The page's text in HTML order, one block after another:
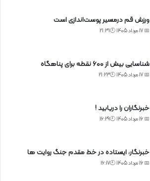
ورزش قم درمسیر پوست‌اندازی است
📅 17 مرداد 1405 🕙21:31
شناسایی بیش از ۶۰۰ نقطه برای پناهگاه
📅 17 مرداد 1405 🕙21:23
خبرنگاران را دریابید !
📅 16 مرداد 1405 🕙16:29
خبرنگار، ایستاده در خط مقدم جنگ روایت ها
📅 16 مرداد 1405 🕙16:17